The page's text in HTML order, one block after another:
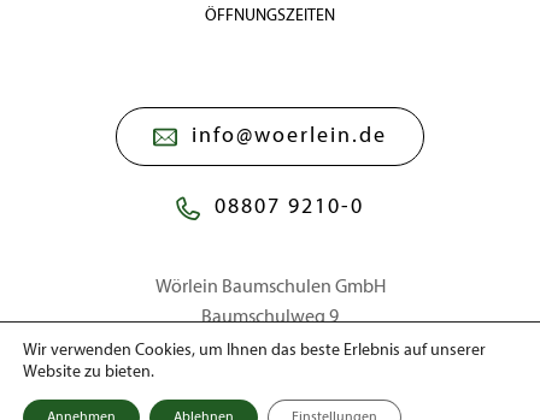
ÖFFNUNGSZEITEN
info@woerlein.de
08807 9210-0
Wörlein Baumschulen GmbH
Baumschulweg 9
86911 Dießen a. Ammersee
Wir verwenden Cookies, um Ihnen das beste Erlebnis auf unserer
Website zu bieten.